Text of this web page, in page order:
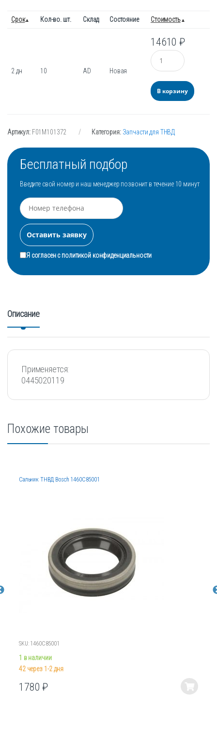
Срок Кол-во. шт. Склад Состояние Стоимость
2 дн 10 AD Новая
14610₽
Количество
В корзину
Артикул: F01M101372 Категория: Запчасти для ТНВД
Бесплатный подбор
Введите свой номер и наш менеджер позвонит в течение 10 минут
Я согласен сполитикой конфиденциальности
Описание
Применяется:
0445020119
Похожие товары
Сальник ТНВД Bosch 1460C85001
SKU: 1460C85001
1 в наличии
42 через 1-2 дня
1780₽
Этот